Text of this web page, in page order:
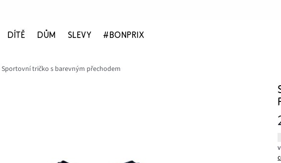
DÍTĚ DŮM SLEVY #BONPRIX
Sportovní tričko s barevným přechodem